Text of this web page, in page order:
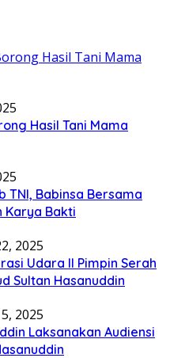
Hasil Tani Mama
TNI, Babinsa Bersama
Karya Bakti
2025
Udara II Pimpin Serah
Sultan Hasanuddin
2025
Laksanakan Audiensi